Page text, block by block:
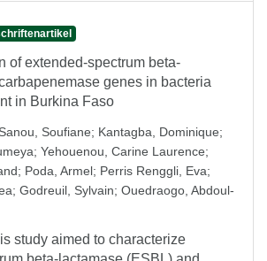
of extended-spectrum beta-
genes in bacteria
in Burkina Faso
Sanou, Soufiane; Kantagba, Dominique;
; Yehouenou, Carine Laurence;
; Poda, Armel; Perris Renggli, Eva;
; Godreuil, Sylvain; Ouedraogo, Abdoul-
study aimed to characterize